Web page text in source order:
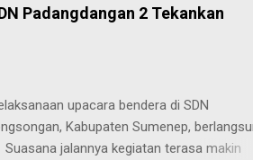
Desa Bragung, Kecamatan Guluk-
pelatihan ini. Selain menambah wawasan
dan berkolaborasi dengan teman-
keikutsertaan anak didiknya.
ada anak didik kami yan...
Padangdangan 2 Tekankan
upacara bendera di SDN
Kabupaten Sumenep,
jalannya kegiatan terasa makin